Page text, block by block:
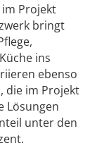
Projekt
bringt
ins
ebenso
die im Projekt
Lösungen
unter den